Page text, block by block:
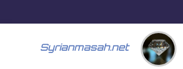
Syrianmasah.net